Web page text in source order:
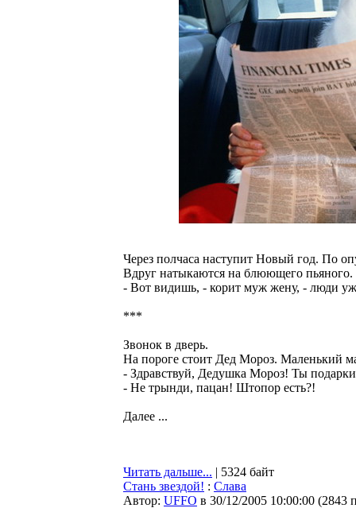
Через полчаса наступит Новый год. По
Вдруг натыкаются на блюющего пьяного.
- Вот видишь, - корит муж жену, - люди
***
Звонок в дверь.
На пороге стоит Дед Мороз. Маленький
- Здравствуй, Дедушка Мороз! Ты
- Не трынди, пацан! Штопор есть?!
Далее ...
Читать дальше... | 5324 байт
Стань звездой! : Слава
Автор: UFFO в 30/12/2005 10:00:00 (2843